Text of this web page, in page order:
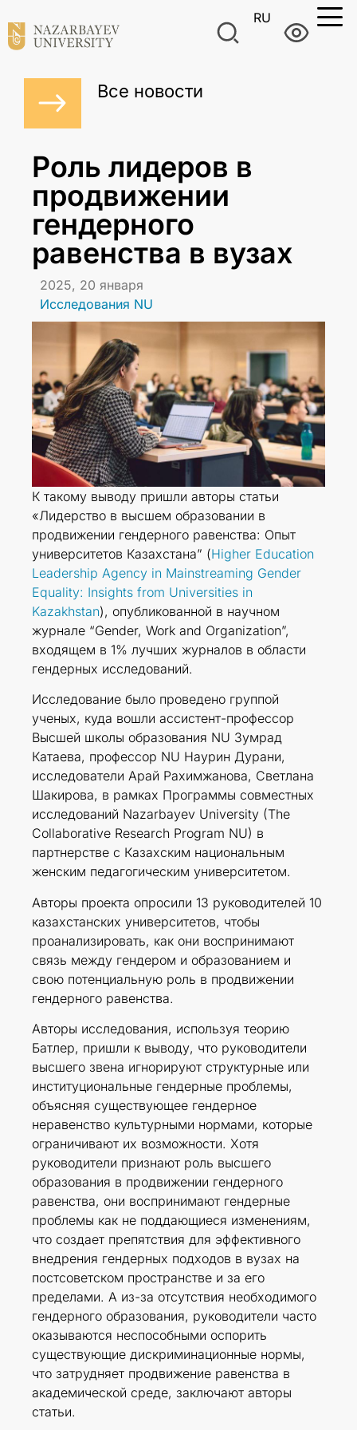
RU
Все новости
Роль лидеров в
продвижении
гендерного
равенства в вузах
2025, 20 января
Исследования NU
К такому выводу пришли авторы статьи
«Лидерство в высшем образовании в
продвижении гендерного равенства: Опыт
университетов Казахстана” (Higher Education
Leadership Agency in Mainstreaming Gender
Equality: Insights from Universities in
Kazakhstan), опубликованной в научном
журнале “Gender, Work and Organization”,
входящем в 1% лучших журналов в области
гендерных исследований.
Исследование было проведено группой
ученых, куда вошли ассистент-профессор
Высшей школы образования NU Зумрад
Катаева, профессор NU Наурин Дурани,
исследователи Арай Рахимжанова, Светлана
Шакирова, в рамках Программы совместных
исследований Nazarbayev University (The
Collaborative Research Program NU) в
партнерстве с Казахским национальным
женским педагогическим университетом.
Авторы проекта опросили 13 руководителей 10
казахстанских университетов, чтобы
проанализировать, как они воспринимают
связь между гендером и образованием и
свою потенциальную роль в продвижении
гендерного равенства.
Авторы исследования, используя теорию
Батлер, пришли к выводу, что руководители
высшего звена игнорируют структурные или
институциональные гендерные проблемы,
объясняя существующее гендерное
неравенство культурными нормами, которые
ограничивают их возможности. Хотя
руководители признают роль высшего
образования в продвижении гендерного
равенства, они воспринимают гендерные
проблемы как не поддающиеся изменениям,
что создает препятствия для эффективного
внедрения гендерных подходов в вузах на
постсоветском пространстве и за его
пределами. А из-за отсутствия необходимого
гендерного образования, руководители часто
оказываются неспособными оспорить
существующие дискриминационные нормы,
что затрудняет продвижение равенства в
академической среде, заключают авторы
статьи.